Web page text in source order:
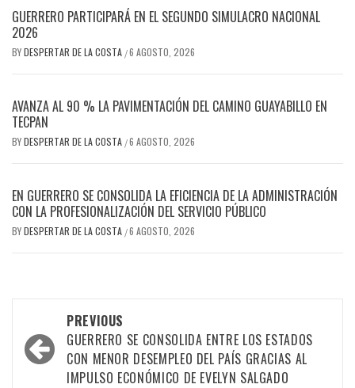
GUERRERO PARTICIPARÁ EN EL SEGUNDO SIMULACRO NACIONAL
2026
BYDESPERTAR DE LA COSTA /6 AGOSTO, 2026
AVANZA AL 90 % LA PAVIMENTACIÓN DEL CAMINO GUAYABILLO EN
TECPAN
BYDESPERTAR DE LA COSTA /6 AGOSTO, 2026
EN GUERRERO SE CONSOLIDA LA EFICIENCIA DE LA ADMINISTRACIÓN
CON LA PROFESIONALIZACIÓN DEL SERVICIO PÚBLICO
BYDESPERTAR DE LA COSTA /6 AGOSTO, 2026
navigation
PREVIOUS
GUERRERO SE CONSOLIDA ENTRE LOS ESTADOS
CON MENOR DESEMPLEO DEL PAÍS GRACIAS AL
IMPULSO ECONÓMICO DE EVELYN SALGADO